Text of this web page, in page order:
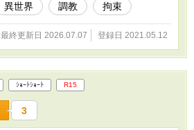
異世界 調教 拘束
最終更新日 2026.07.07 登録日 2021.05.12
ｼｮｰﾄｼｮｰﾄ R15
3